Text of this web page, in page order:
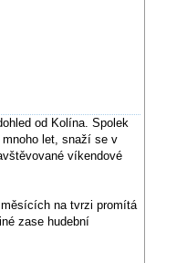
od Kolína. Spolek
mnoho let, snaží se v
víkendové
na tvrzi promítá
zase hudební